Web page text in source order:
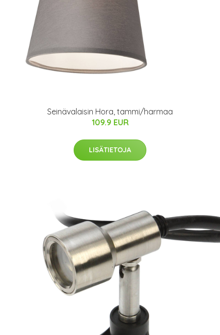
Seinävalaisin Hora, tammi/harmaa
109.9 EUR
LISÄTIETOJA